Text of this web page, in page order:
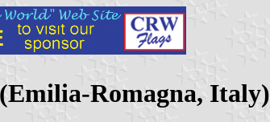
Romagna, Italy)